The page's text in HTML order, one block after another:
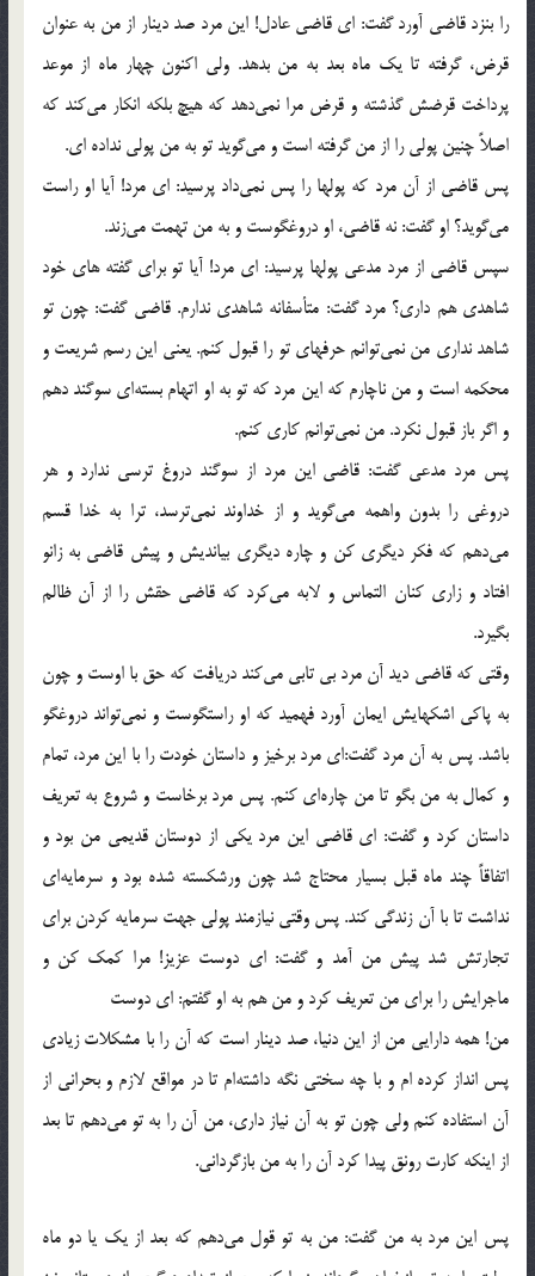
را بنزد قاضی آورد گفت:‌ ای قاضی عادل! این مرد صد دینار از من به عنوان
قرض، گرفته تا یک ماه بعد به من بدهد. ولی اکنون چهار ماه از موعد
پرداخت قرضش گذشته و قرض مرا نمی‌دهد که هیچ بلکه انکار می‌کند که
اصلاً چنین پولی را از من گرفته است و می‌گوید تو به من پولی نداده ای.
پس قاضی از آن مرد که پولها را پس نمی‌داد پرسید:‌ ای مرد! آیا او راست
می‌گوید؟ او گفت: نه قاضی، او دروغگوست و به من تهمت می‌زند.
سپس قاضی از مرد مدعی پولها پرسید:‌ ای مرد! آیا تو برای گفته های خود
شاهدی هم داری؟ مرد گفت: متأسفانه شاهدی ندارم. قاضی گفت: چون تو
شاهد نداری من نمی‌توانم حرفهای تو را قبول کنم. یعنی این رسم شریعت و
محکمه است و من ناچارم که این مرد که تو به او اتهام بسته‌ای سوگند دهم
و اگر باز قبول نکرد. من نمی‌توانم کاری کنم.
پس مرد مدعی گفت: قاضی این مرد از سوگند دروغ ترسی ندارد و هر
دروغی را بدون واهمه می‌گوید و از خداوند نمی‌ترسد، ترا به خدا قسم
می‌دهم که فکر دیگری کن و چاره دیگری بیاندیش و پیش قاضی به زانو
افتاد و زاری کنان التماس و لابه می‌کرد که قاضی حقش را از آن ظالم
بگیرد.
وقتی که قاضی دید آن مرد بی تابی می‌کند دریافت که حق با اوست و چون
به پاکی اشکهایش ایمان آورد فهمید که او راستگوست و نمی‌تواند دروغگو
باشد. پس به آن مرد گفت:‌ای مرد برخیز و داستان خودت را با این مرد، تمام
و کمال به من بگو تا من چاره‌ای کنم. پس مرد برخاست و شروع به تعریف
داستان کرد و گفت: ‌ای قاضی این مرد یکی از دوستان قدیمی من بود و
اتفاقاً چند ماه قبل بسیار محتاج شد چون ورشکسته شده بود و سرمایه‌ای
نداشت تا با آن زندگی کند. پس وقتی نیازمند پولی جهت سرمایه کردن برای
تجارتش شد پیش من آمد و گفت:‌ ای دوست عزیز! مرا کمک کن و
ماجرایش را برای من تعریف کرد و من هم به او گفتم:‌ ای دوست
من! همه دارایی من از این دنیا، صد دینار است که آن را با مشکلات زیادی
پس انداز کرده ام و با چه سختی نگه داشته‌ام تا در مواقع لازم و بحرانی از
آن استفاده کنم ولی چون تو به آن نیاز داری، من آن را به تو می‌دهم تا بعد
از اینکه کارت رونق پیدا کرد آن را به من بازگردانی.
پس این مرد به من گفت: من به تو قول می‌دهم که بعد از یک یا دو ماه